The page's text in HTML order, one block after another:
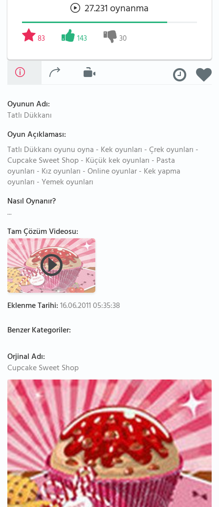
27.231 oynanma
83 143 30
Oyunun Adı:
Tatlı Dükkanı
Oyun Açıklaması:
Tatlı Dükkanı oyunu oyna - Kek oyunları - Çrek oyunları -
Cupcake Sweet Shop - Küçük kek oyunları - Pasta
oyunları - Kız oyunları - Online oyunlar - Kek yapma
oyunları - Yemek oyunları
Nasıl Oynanır?
...
Tam Çözüm Videosu:
Eklenme Tarihi:16.06.2011 05:35:38
Benzer Kategoriler:
Orjinal Adı:
Cupcake Sweet Shop